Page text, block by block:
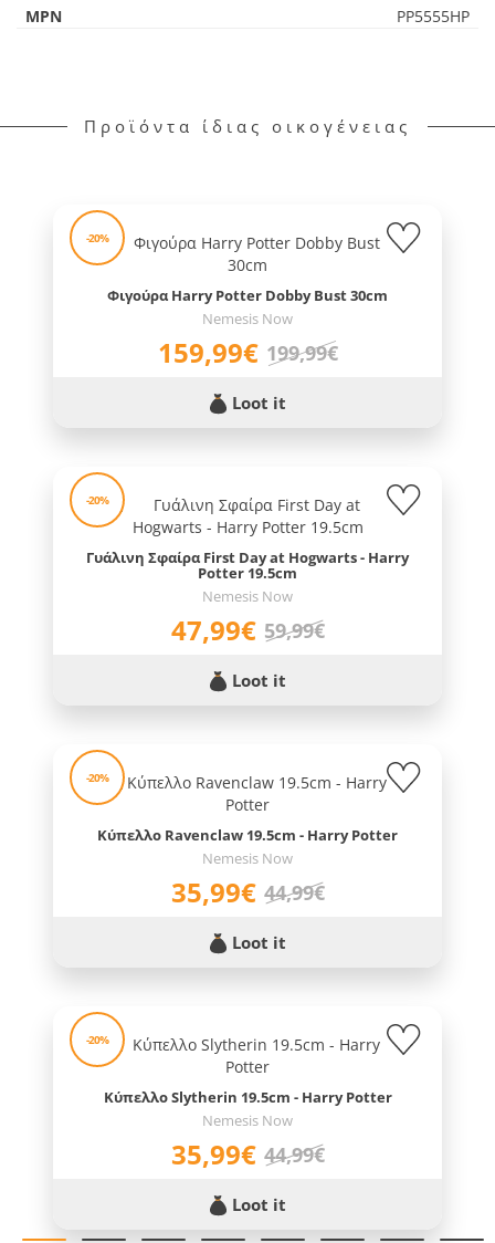
MPN
PP5555HP
Προϊόντα ίδιας οικογένειας
-20%
Φιγούρα Harry Potter Dobby Bust 30cm
Nemesis Now
159,99€ 199,99€
Loot it
-20%
Γυάλινη Σφαίρα First Day at Hogwarts - Harry
Potter 19.5cm
Nemesis Now
47,99€ 59,99€
Loot it
-20%
Κύπελλο Ravenclaw 19.5cm - Harry Potter
Nemesis Now
35,99€ 44,99€
Loot it
-20%
Κύπελλο Slytherin 19.5cm - Harry Potter
Nemesis Now
35,99€ 44,99€
Loot it